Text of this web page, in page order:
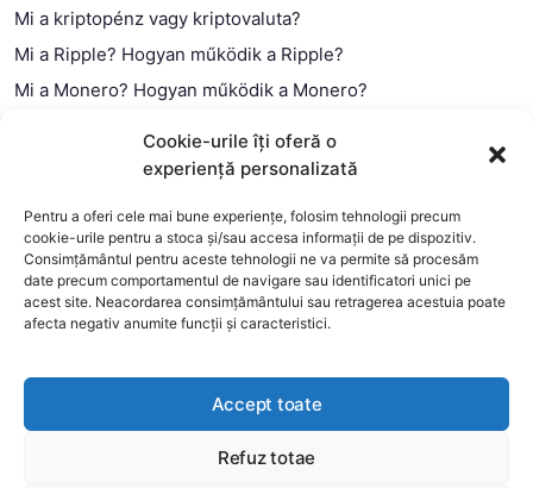
Cookie-urile îți oferă o
experiență personalizată
Pentru a oferi cele mai bune experiențe, folosim tehnologii precum
cookie-urile pentru a stoca și/sau accesa informații de pe dispozitiv.
Consimțământul pentru aceste tehnologii ne va permite să procesăm
date precum comportamentul de navigare sau identificatori unici pe
acest site. Neacordarea consimțământului sau retragerea acestuia poate
afecta negativ anumite funcții și caracteristici.
Accept toate
Refuz totae
Mi a kriptopénz vagy kriptovaluta?
Mi a Ripple? Hogyan működik a Ripple?
Mi a Monero? Hogyan működik a Monero?
Mi a blokklánc (technológia)?
This website uses cookies to improve your experience. We'll